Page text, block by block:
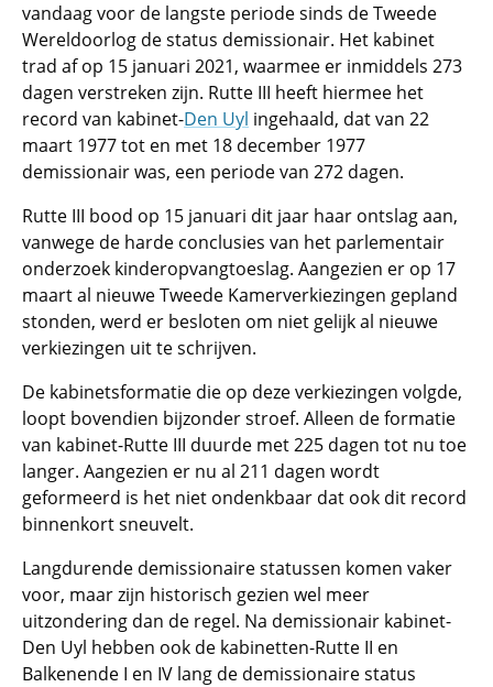
vandaag voor de langste periode sinds de Tweede
Wereldoorlog de status demissionair. Het kabinet
trad af op 15 januari 2021, waarmee er inmiddels 273
dagen verstreken zijn. Rutte III heeft hiermee het
record van kabinet-Den Uyl ingehaald, dat van 22
maart 1977 tot en met 18 december 1977
demissionair was, een periode van 272 dagen.
Rutte III bood op 15 januari dit jaar haar ontslag aan,
vanwege de harde conclusies van het parlementair
onderzoek kinderopvangtoeslag. Aangezien er op 17
maart al nieuwe Tweede Kamerverkiezingen gepland
stonden, werd er besloten om niet gelijk al nieuwe
verkiezingen uit te schrijven.
De kabinetsformatie die op deze verkiezingen volgde,
loopt bovendien bijzonder stroef. Alleen de formatie
van kabinet-Rutte III duurde met 225 dagen tot nu toe
langer. Aangezien er nu al 211 dagen wordt
geformeerd is het niet ondenkbaar dat ook dit record
binnenkort sneuvelt.
Langdurende demissionaire statussen komen vaker
voor, maar zijn historisch gezien wel meer
uitzondering dan de regel. Na demissionair kabinet-
Den Uyl hebben ook de kabinetten-Rutte II en
Balkenende I en IV lang de demissionaire status